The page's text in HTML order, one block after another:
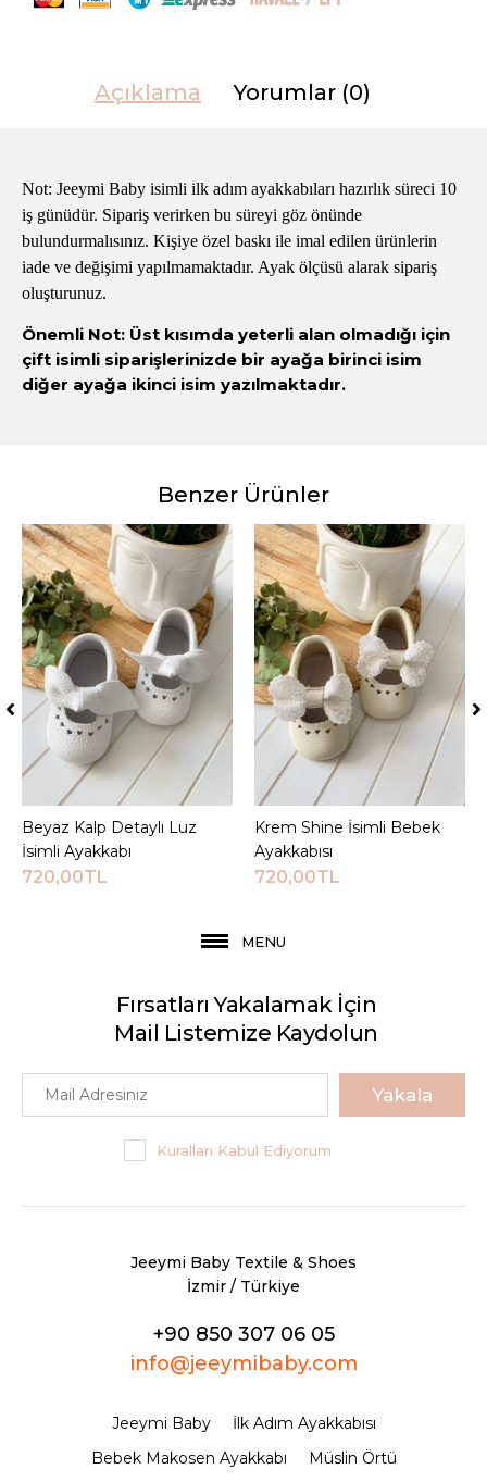
Açıklama Yorumlar (0)
Not: Jeeymi Baby isimli ilk adım ayakkabıları hazırlık süreci 10
iş günüdür. Sipariş verirken bu süreyi göz önünde
bulundurmalısınız. Kişiye özel baskı ile imal edilen ürünlerin
iade ve değişimi yapılmamaktadır. Ayak ölçüsü alarak sipariş
oluşturunuz.
Önemli Not: Üst kısımda yeterli alan olmadığı için
çift isimli siparişlerinizde bir ayağa birinci isim
diğer ayağa ikinci isim yazılmaktadır.
Benzer Ürünler
Sepete Ekle
Beyaz Kalp Detaylı Luz
İsimli Ayakkabı
720,00TL
Sepete Ekle
Krem Shine İsimli Bebek
Ayakkabısı
720,00TL
MENU
Fırsatları Yakalamak İçin
Mail Listemize Kaydolun
Yakala
Kuralları Kabul Ediyorum
Jeeymi Baby Textile & Shoes
İzmir / Türkiye
+90 850 307 06 05
info@jeeymibaby.com
Jeeymi Baby
İlk Adım Ayakkabısı
Bebek Makosen Ayakkabı
Müslin Örtü